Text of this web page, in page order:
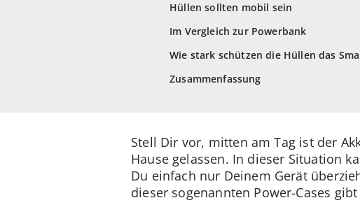
Hüllen sollten mobil sein
Im Vergleich zur Powerbank
Wie stark schützen die Hüllen das
Zusammenfassung
Stell Dir vor, mitten am Tag ist der
Hause gelassen. In dieser Situation
Du einfach nur Deinem Gerät
dieser sogenannten Power-Cases